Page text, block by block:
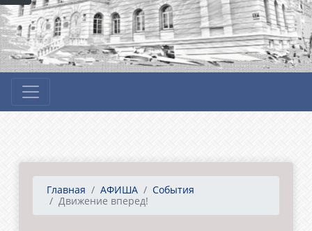
Главная АФИША
События
Движение вперед!